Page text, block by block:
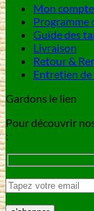
Mon compte
Programme
Guide des
Livraison
Retour &
Entretien de
Gardons le lien
Pour découvrir
: